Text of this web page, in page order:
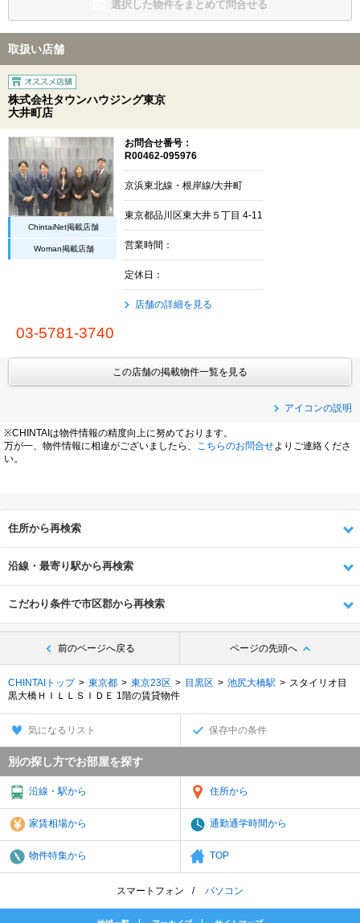
選択した物件をまとめて問合せる
取扱い店舗
株式会社タウンハウジング東京
大井町店
ChintaiNet掲載店舗
Woman掲載店舗
お問合せ番号：
R00462-095976
京浜東北線・根岸線/大井町
東京都品川区東大井５丁目 4-11
営業時間：
定休日：
店舗の詳細を見る
03-5781-3740
この店舗の掲載物件一覧を見る
アイコンの説明
※CHINTAIは物件情報の精度向上に努めております。
万が一、物件情報に相違がございましたら、
こちらのお問合せよりご連絡くださ
い。
住所から再検索
沿線・最寄り駅から再検索
こだわり条件で市区郡から再検索
前のページへ戻る ページの先頭へ
CHINTAIトップ 東京都 東京23区 目黒区 池尻大橋駅
スタイリオ目
黒大橋ＨＩＬＬＳＩＤＥ 1階の賃貸物件
気になるリスト 保存中の条件
別の探し方でお部屋を探す
沿線・駅から 住所から
家賃相場から 通勤通学時間から
物件特集から TOP
スマートフォン パソコン